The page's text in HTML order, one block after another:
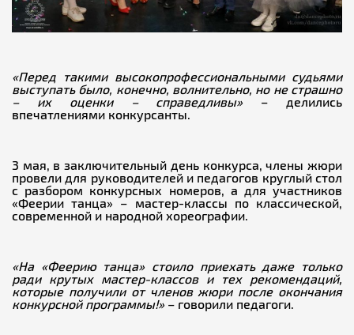
«Перед такими высокопрофессиональными судьями
выступать было, конечно, волнительно, но не страшно
– их оценки – справедливы» – делились
впечатлениями конкурсанты.
3 мая, в заключительный день конкурса, члены жюри
провели для руководителей и педагогов круглый стол
с разбором конкурсных номеров, а для участников
«Феерии танца» – мастер-классы по классической,
современной и народной хореографии.
«На «Феерию танца» стоило приехать даже только
ради крутых мастер-классов и тех рекомендаций,
которые получили от членов жюри после окончания
конкурсной программы!» – говорили педагоги.